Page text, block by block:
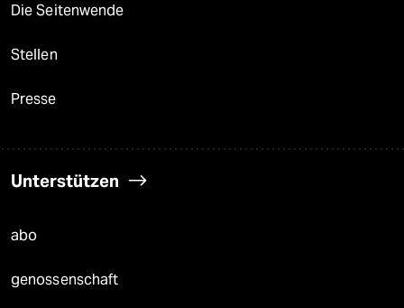
Die Seitenwende
Stellen
Presse
Unterstützen
abo
genossenschaft